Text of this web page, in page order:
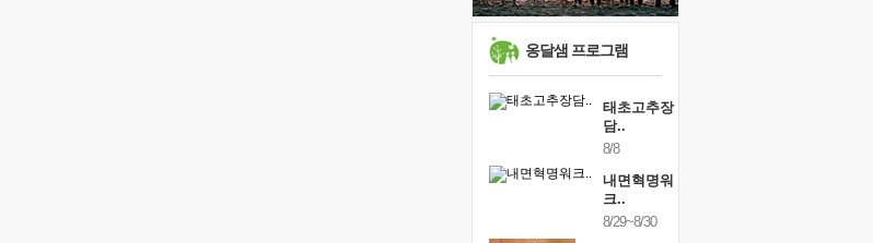
유년 시절의 부산 영도 바다
못된 꼰대들
거울 속의 나
옹달샘 프로그램
태초고추장
담..
8/8
내면혁명워
크..
8/29~8/30